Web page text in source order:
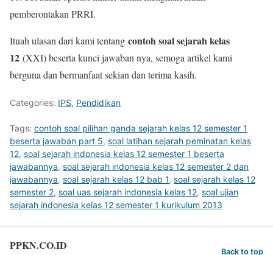
pemberontakan PRRI.
Ituah ulasan dari kami tentang contoh soal sejarah kelas
12 (XXI) beserta kunci jawaban nya, semoga artikel kami
berguna dan bermanfaat sekian dan terima kasih.
Categories: IPS, Pendidikan
Tags: contoh soal pilihan ganda sejarah kelas 12 semester 1
beserta jawaban part 5, soal latihan sejarah peminatan kelas
12, soal sejarah indonesia kelas 12 semester 1 beserta
jawabannya, soal sejarah indonesia kelas 12 semester 2 dan
jawabannya, soal sejarah kelas 12 bab 1, soal sejarah kelas 12
semester 2, soal uas sejarah indonesia kelas 12, soal ujian
sejarah indonesia kelas 12 semester 1 kurikulum 2013
PPKN.CO.ID Back to top